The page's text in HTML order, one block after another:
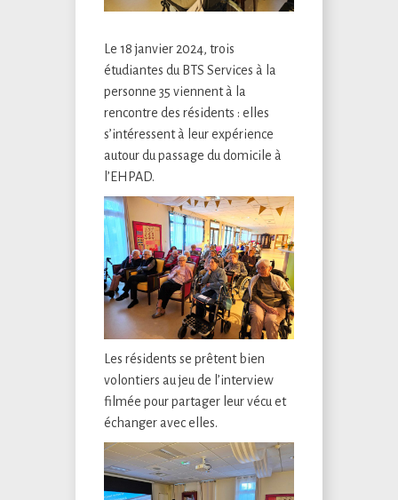
Le 18 janvier 2024, trois
étudiantes du BTS Services à la
personne 35 viennent à la
rencontre des résidents : elles
s’intéressent à leur expérience
autour du passage du domicile à
l’EHPAD.
Les résidents se prêtent bien
volontiers au jeu de l’interview
filmée pour partager leur vécu et
échanger avec elles.